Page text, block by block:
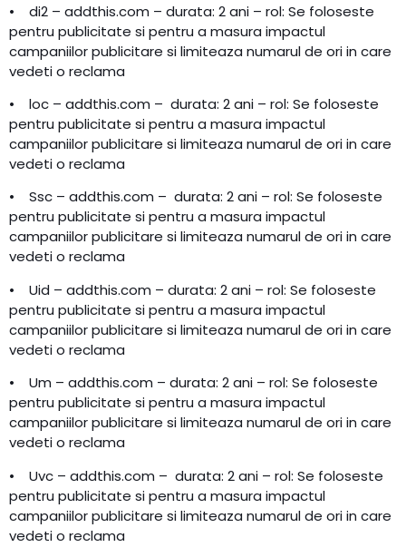
• di2 – addthis.com – durata: 2 ani – rol: Se foloseste
pentru publicitate si pentru a masura impactul
campaniilor publicitare si limiteaza numarul de ori in care
vedeti o reclama
• loc – addthis.com – durata: 2 ani – rol: Se foloseste
pentru publicitate si pentru a masura impactul
campaniilor publicitare si limiteaza numarul de ori in care
vedeti o reclama
• Ssc – addthis.com – durata: 2 ani – rol: Se foloseste
pentru publicitate si pentru a masura impactul
campaniilor publicitare si limiteaza numarul de ori in care
vedeti o reclama
• Uid – addthis.com – durata: 2 ani – rol: Se foloseste
pentru publicitate si pentru a masura impactul
campaniilor publicitare si limiteaza numarul de ori in care
vedeti o reclama
• Um – addthis.com – durata: 2 ani – rol: Se foloseste
pentru publicitate si pentru a masura impactul
campaniilor publicitare si limiteaza numarul de ori in care
vedeti o reclama
• Uvc – addthis.com – durata: 2 ani – rol: Se foloseste
pentru publicitate si pentru a masura impactul
campaniilor publicitare si limiteaza numarul de ori in care
vedeti o reclama